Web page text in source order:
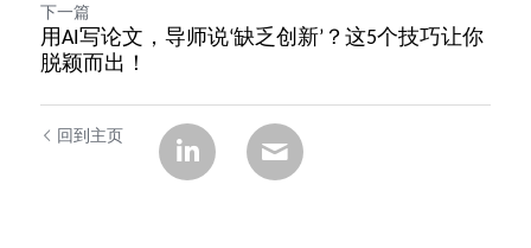
下一篇
用AI写论文，导师说‘缺乏创新’？这5个技巧让你
脱颖而出！
回到主页